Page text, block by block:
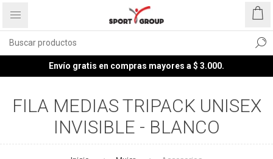
Envío gratis en compras mayores a $ 3.000.
FILA MEDIAS TRIPACK UNISEX
INVISIBLE - BLANCO